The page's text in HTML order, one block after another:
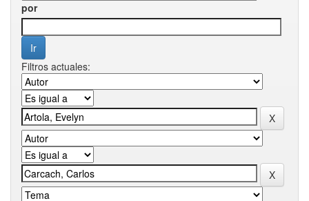
por
Filtros actuales: